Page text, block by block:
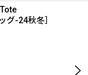
グ-24秋冬］